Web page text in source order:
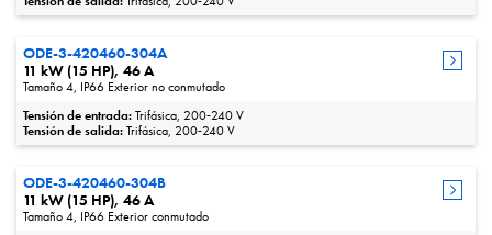
ODE-3-420460-304A
11 kW (15 HP), 46 A
Tamaño 4, IP66 Exterior no conmutado
Tensión de entrada:Trifásica, 200‑240 V
Tensión de salida:Trifásica, 200‑240 V
ODE-3-420460-304B
11 kW (15 HP), 46 A
Tamaño 4, IP66 Exterior conmutado